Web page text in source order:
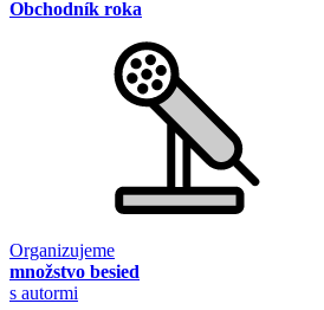
Obchodník roka
Organizujeme
množstvo besied
s autormi